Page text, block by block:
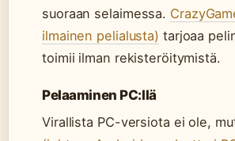
suoraan selaimessa.
ilmainen pelialusta) tarjoaa
toimii ilman rekisteröitymistä.
Pelaaminen PC:llä
Virallista PC-versiota ei ole,